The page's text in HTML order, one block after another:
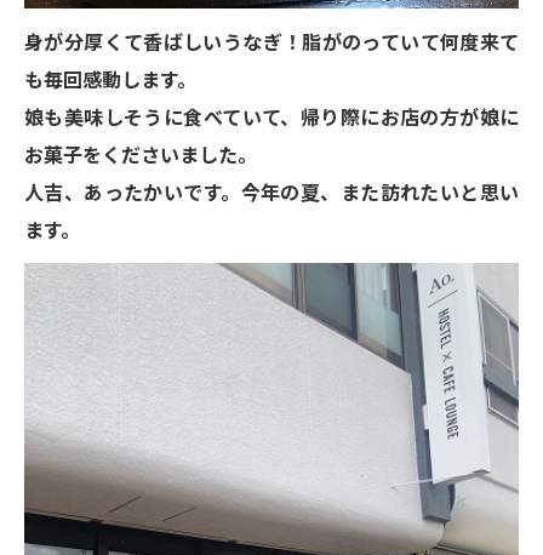
身が分厚くて香ばしいうなぎ！脂がのっていて何度来て
も毎回感動します。
娘も美味しそうに食べていて、帰り際にお店の方が娘に
お菓子をくださいました。
人吉、あったかいです。今年の夏、また訪れたいと思い
ます。